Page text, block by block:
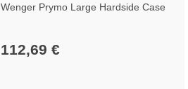
Wenger Prymo Large Hardside Case
112,69 €